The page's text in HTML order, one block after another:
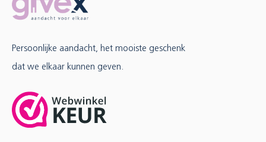
Persoonlijke aandacht, het mooiste geschenk
dat we elkaar kunnen geven.